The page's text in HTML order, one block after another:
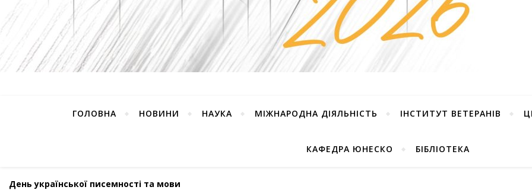
ГОЛОВНА НОВИНИ НАУКА МІЖНАРОДНА ДІЯЛЬНІСТЬ ІНСТИТУТ ВЕТЕРАНІВ
КАФЕДРА ЮНЕСКО БІБЛІОТЕКА
День української писемності та мови